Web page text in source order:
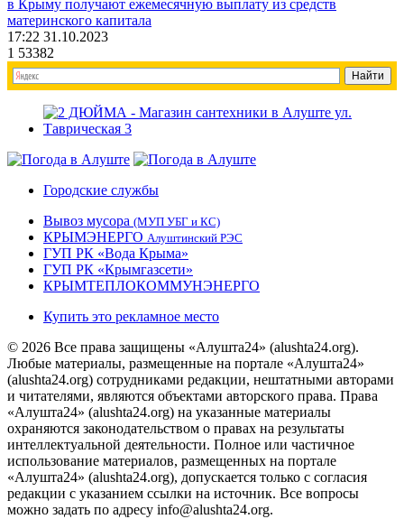
в Крыму получают ежемесячную выплату из средств
материнского капитала
17:22 31.10.2023
1 53382
Городские службы
Вывоз мусора (МУП УБГ и КС)
КРЫМЭНЕРГО Алуштинский РЭС
ГУП РК «Вода Крыма»
ГУП РК «Крымгазсети»
КРЫМТЕПЛОКОММУНЭНЕРГО
Купить это рекламное место
© 2026 Все права защищены «Алушта24» (alushta24.org).
Любые материалы, размещенные на портале «Алушта24»
(alushta24.org) сотрудниками редакции, нештатными авторами
и читателями, являются объектами авторского права. Права
«Алушта24» (alushta24.org) на указанные материалы
охраняются законодательством о правах на результаты
интеллектуальной деятельности. Полное или частичное
использование материалов, размещенных на портале
«Алушта24» (alushta24.org), допускается только с согласия
редакции с указанием ссылки на источник. Все вопросы
можно задать по адресу info@alushta24.org.